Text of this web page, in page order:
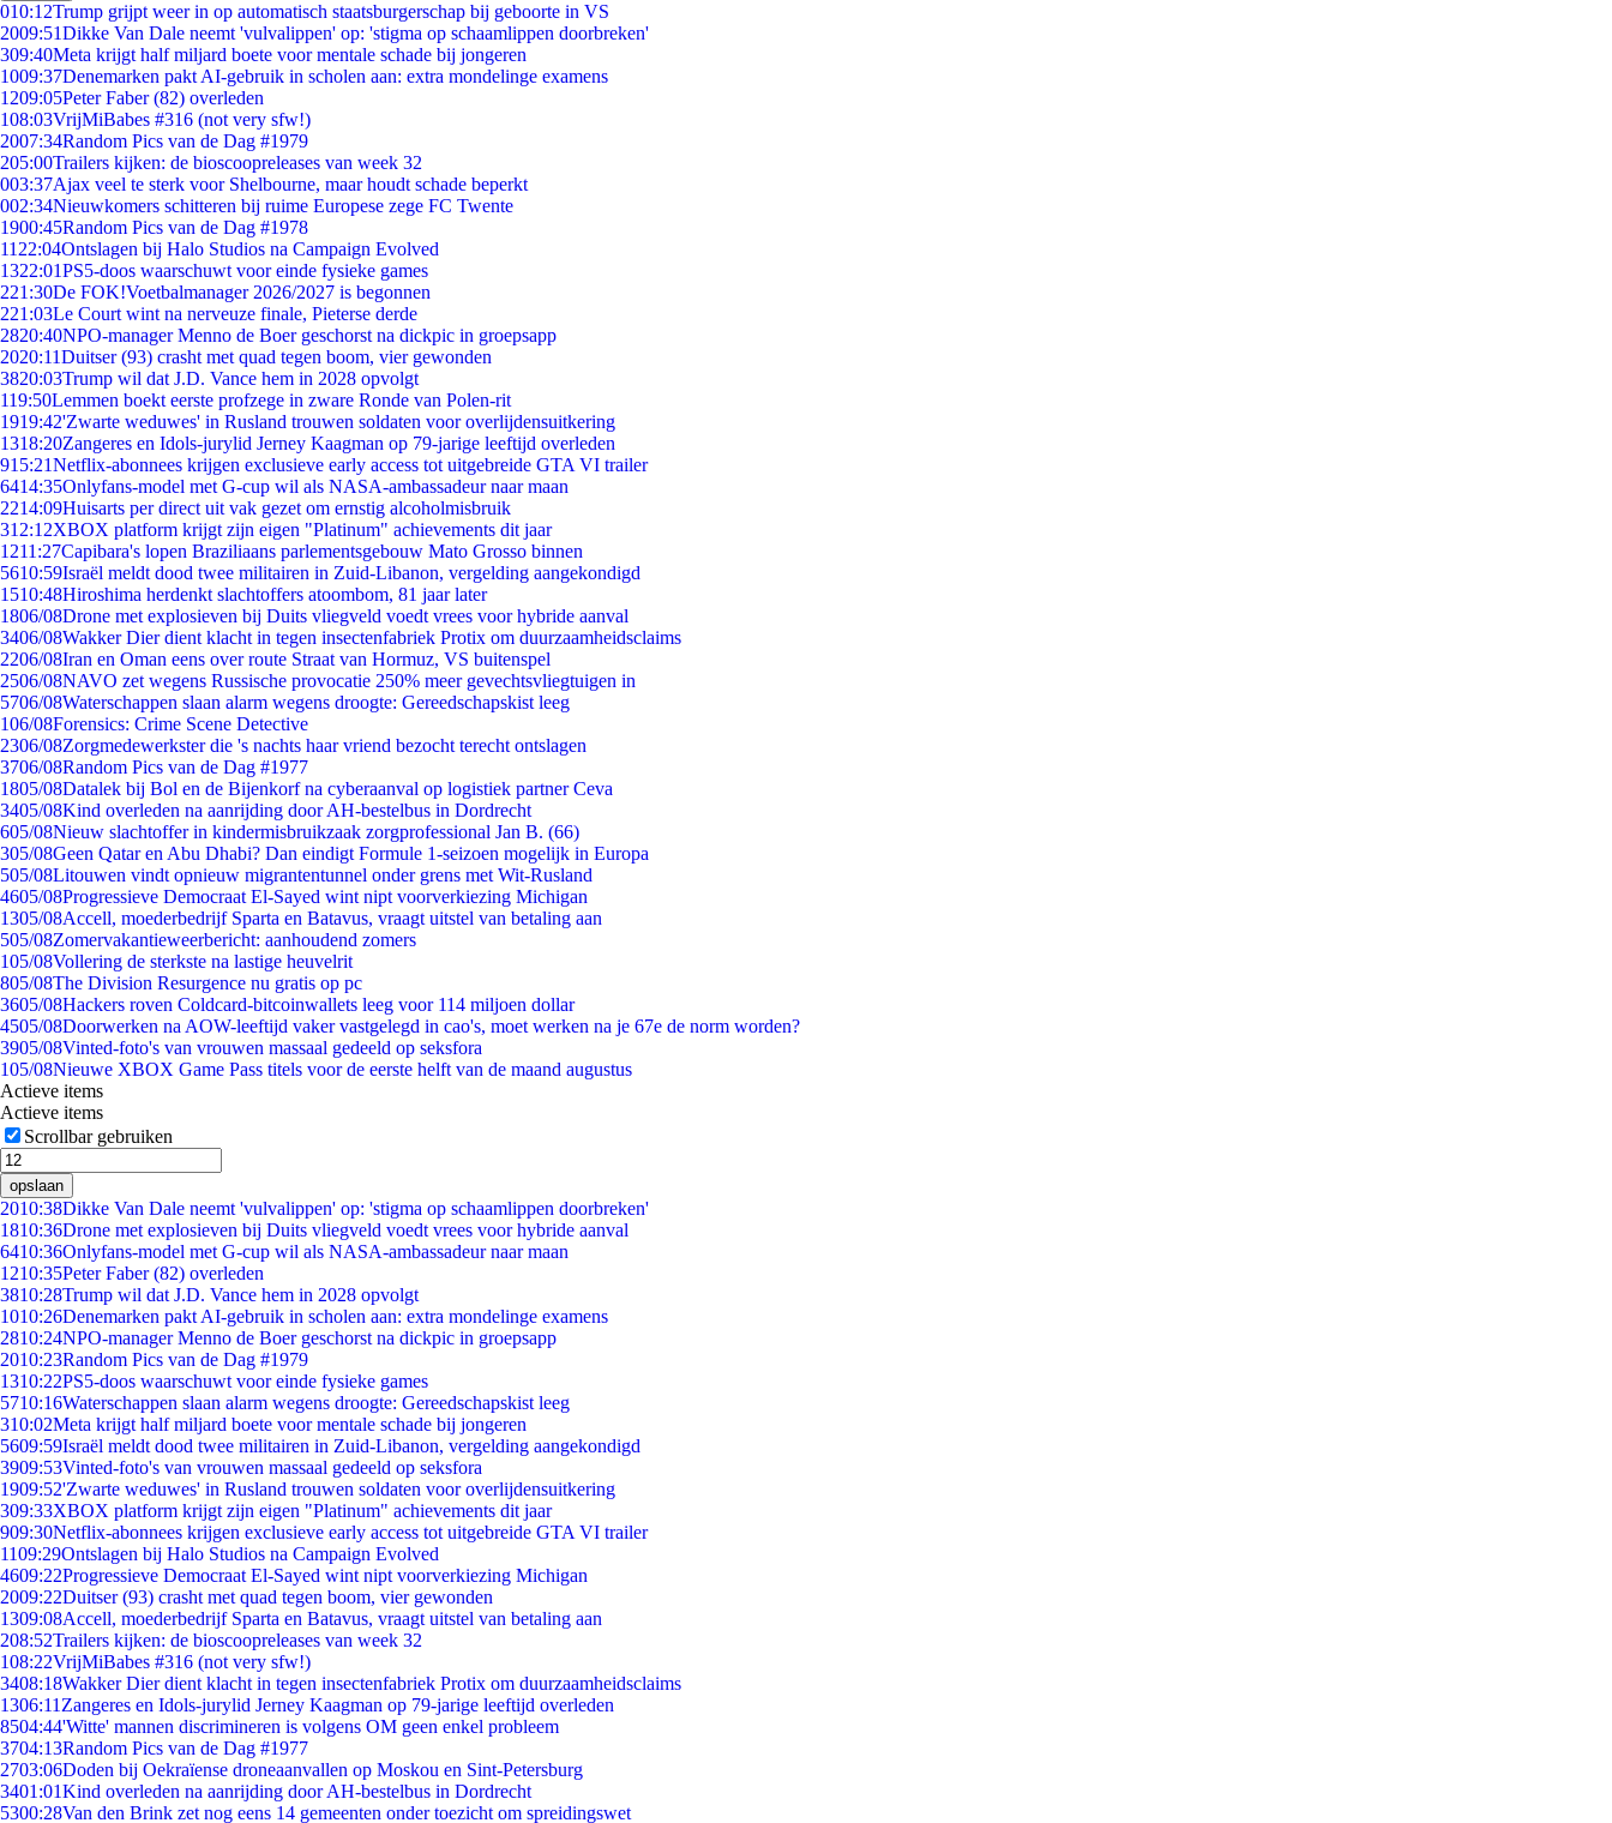
010:12Trump grijpt weer in op automatisch staatsburgerschap bij geboorte in VS
2009:51Dikke Van Dale neemt 'vulvalippen' op: 'stigma op schaamlippen doorbreken'
309:40Meta krijgt half miljard boete voor mentale schade bij jongeren
1009:37Denemarken pakt AI-gebruik in scholen aan: extra mondelinge examens
1209:05Peter Faber (82) overleden
108:03VrijMiBabes #316 (not very sfw!)
2007:34Random Pics van de Dag #1979
205:00Trailers kijken: de bioscoopreleases van week 32
003:37Ajax veel te sterk voor Shelbourne, maar houdt schade beperkt
002:34Nieuwkomers schitteren bij ruime Europese zege FC Twente
1900:45Random Pics van de Dag #1978
11 22:04Ontslagen bij Halo Studios na Campaign Evolved
1322:01PS5-doos waarschuwt voor einde fysieke games
221:30De FOK!Voetbalmanager 2026/2027 is begonnen
221:03Le Court wint na nerveuze finale, Pieterse derde
2820:40NPO-manager Menno de Boer geschorst na dickpic in groepsapp
2020:11Duitser (93) crasht met quad tegen boom, vier gewonden
3820:03Trump wil dat J.D. Vance hem in 2028 opvolgt
119:50Lemmen boekt eerste profzege in zware Ronde van Polen-rit
1919:42'Zwarte weduwes' in Rusland trouwen soldaten voor overlijdensuitkering
1318:20Zangeres en Idols-jurylid Jerney Kaagman op 79-jarige leeftijd overleden
915:21Netflix-abonnees krijgen exclusieve early access tot uitgebreide GTA VI trailer
6414:35Onlyfans-model met G-cup wil als NASA-ambassadeur naar maan
2214:09Huisarts per direct uit vak gezet om ernstig alcoholmisbruik
312:12XBOX platform krijgt zijn eigen "Platinum" achievements dit jaar
1211:27Capibara's lopen Braziliaans parlementsgebouw Mato Grosso binnen
5610:59Israël meldt dood twee militairen in Zuid-Libanon, vergelding aangekondigd
1510:48Hiroshima herdenkt slachtoffers atoombom, 81 jaar later
1806/08Drone met explosieven bij Duits vliegveld voedt vrees voor hybride aanval
3406/08Wakker Dier dient klacht in tegen insectenfabriek Protix om duurzaamheidsclaims
2206/08Iran en Oman eens over route Straat van Hormuz, VS buitenspel
2506/08NAVO zet wegens Russische provocatie 250% meer gevechtsvliegtuigen in
5706/08Waterschappen slaan alarm wegens droogte: Gereedschapskist leeg
106/08Forensics: Crime Scene Detective
2306/08Zorgmedewerkster die 's nachts haar vriend bezocht terecht ontslagen
3706/08Random Pics van de Dag #1977
1805/08Datalek bij Bol en de Bijenkorf na cyberaanval op logistiek partner Ceva
3405/08Kind overleden na aanrijding door AH-bestelbus in Dordrecht
605/08Nieuw slachtoffer in kindermisbruikzaak zorgprofessional Jan B. (66)
305/08Geen Qatar en Abu Dhabi? Dan eindigt Formule 1-seizoen mogelijk in Europa
505/08Litouwen vindt opnieuw migrantentunnel onder grens met Wit-Rusland
4605/08Progressieve Democraat El-Sayed wint nipt voorverkiezing Michigan
1305/08Accell, moederbedrijf Sparta en Batavus, vraagt uitstel van betaling aan
505/08Zomervakantieweerbericht: aanhoudend zomers
105/08Vollering de sterkste na lastige heuvelrit
805/08The Division Resurgence nu gratis op pc
3605/08Hackers roven Coldcard-bitcoinwallets leeg voor 114 miljoen dollar
4505/08Doorwerken na AOW-leeftijd vaker vastgelegd in cao's, moet werken na je 67e de norm worden?
3905/08Vinted-foto's van vrouwen massaal gedeeld op seksfora
105/08Nieuwe XBOX Game Pass titels voor de eerste helft van de maand augustus
Actieve items
Actieve items
Scrollbar gebruiken
opslaan
2010:38Dikke Van Dale neemt 'vulvalippen' op: 'stigma op schaamlippen doorbreken'
1810:36Drone met explosieven bij Duits vliegveld voedt vrees voor hybride aanval
6410:36Onlyfans-model met G-cup wil als NASA-ambassadeur naar maan
1210:35Peter Faber (82) overleden
3810:28Trump wil dat J.D. Vance hem in 2028 opvolgt
1010:26Denemarken pakt AI-gebruik in scholen aan: extra mondelinge examens
2810:24NPO-manager Menno de Boer geschorst na dickpic in groepsapp
2010:23Random Pics van de Dag #1979
1310:22PS5-doos waarschuwt voor einde fysieke games
5710:16Waterschappen slaan alarm wegens droogte: Gereedschapskist leeg
310:02Meta krijgt half miljard boete voor mentale schade bij jongeren
5609:59Israël meldt dood twee militairen in Zuid-Libanon, vergelding aangekondigd
3909:53Vinted-foto's van vrouwen massaal gedeeld op seksfora
1909:52'Zwarte weduwes' in Rusland trouwen soldaten voor overlijdensuitkering
309:33XBOX platform krijgt zijn eigen "Platinum" achievements dit jaar
909:30Netflix-abonnees krijgen exclusieve early access tot uitgebreide GTA VI trailer
1109:29Ontslagen bij Halo Studios na Campaign Evolved
4609:22Progressieve Democraat El-Sayed wint nipt voorverkiezing Michigan
2009:22Duitser (93) crasht met quad tegen boom, vier gewonden
1309:08Accell, moederbedrijf Sparta en Batavus, vraagt uitstel van betaling aan
208:52Trailers kijken: de bioscoopreleases van week 32
108:22VrijMiBabes #316 (not very sfw!)
3408:18Wakker Dier dient klacht in tegen insectenfabriek Protix om duurzaamheidsclaims
1306:11 Zangeres en Idols-jurylid Jerney Kaagman op 79-jarige leeftijd overleden
8504:44'Witte' mannen discrimineren is volgens OM geen enkel probleem
3704:13Random Pics van de Dag #1977
2703:06Doden bij Oekraïense droneaanvallen op Moskou en Sint-Petersburg
3401:01Kind overleden na aanrijding door AH-bestelbus in Dordrecht
5300:28Van den Brink zet nog eens 14 gemeenten onder toezicht om spreidingswet